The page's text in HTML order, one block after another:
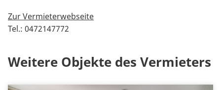
Zur Vermieterwebseite
Tel.: 0472147772
Weitere Objekte des Vermieters